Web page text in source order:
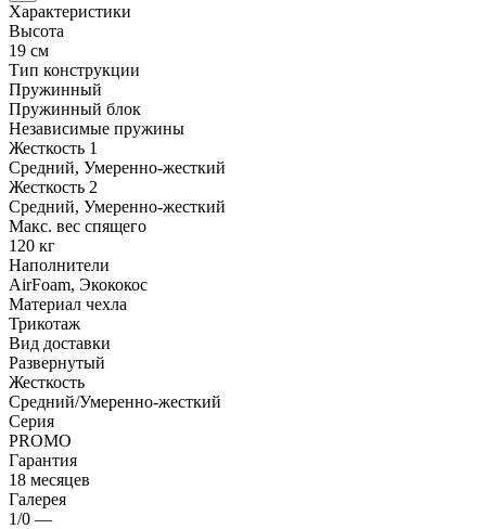
Характеристики
Высота
19 см
Тип конструкции
Пружинный
Пружинный блок
Независимые пружины
Жесткость 1
Средний, Умеренно-жесткий
Жесткость 2
Средний, Умеренно-жесткий
Макс. вес спящего
120 кг
Наполнители
AirFoam, Экококос
Материал чехла
Трикотаж
Вид доставки
Развернутый
Жесткость
Средний/Умеренно-жесткий
Серия
PROMO
Гарантия
18 месяцев
Галерея
1/0 —